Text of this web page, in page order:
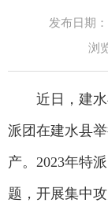
发布日期
浏
近日，建水
派团在建水县
产。2023年特
题，开展集中